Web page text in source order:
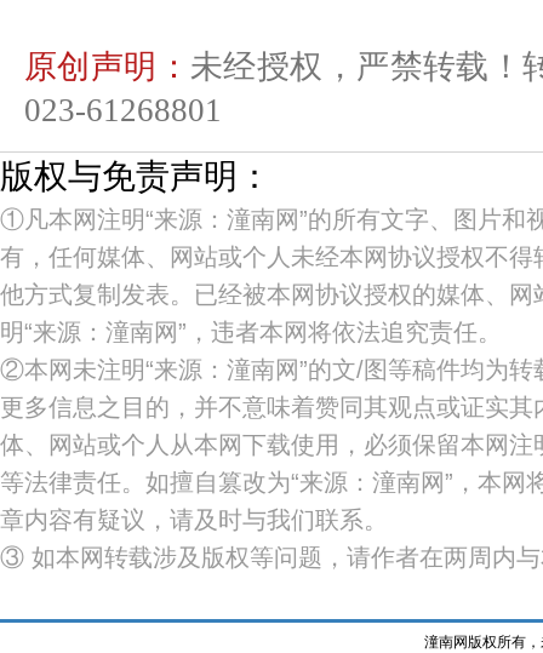
原创声明： 未经授权，严禁转载！
023-61268801
版权与免责声明：
①凡本网注明“来源：潼南网”的所有文字、图片和
有，任何媒体、网站或个人未经本网协议授权不
他方式复制发表。已经被本网协议授权的媒体、
明“来源：潼南网”，违者本网将依法追究责任。
②本网未注明“来源：潼南网”的文/图等稿件均为
更多信息之目的，并不意味着赞同其观点或证实
体、网站或个人从本网下载使用，必须保留本网注
等法律责任。如擅自篡改为“来源：潼南网”，本网
章内容有疑议，请及时与我们联系。
③ 如本网转载涉及版权等问题，请作者在两周内
潼南网版权所有